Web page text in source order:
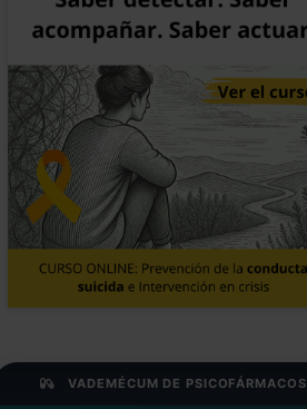
VADEMÉCUM DE PSICOFÁRMACOS